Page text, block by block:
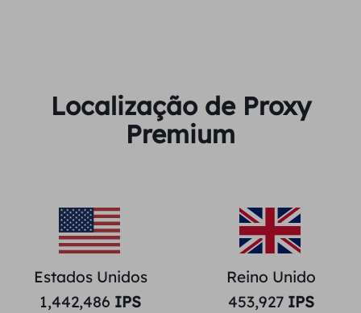
Localização de Proxy
Premium
Estados Unidos
1,442,486 IPS
Reino Unido
453,927IPS